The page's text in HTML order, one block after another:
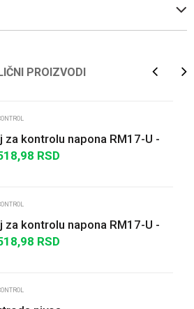
PROIZVODI
za kontrolu napona RM17-U -
65..260 V AC/DC
RSD
za kontrolu napona RM17-U -
20..80 V AC
RSD